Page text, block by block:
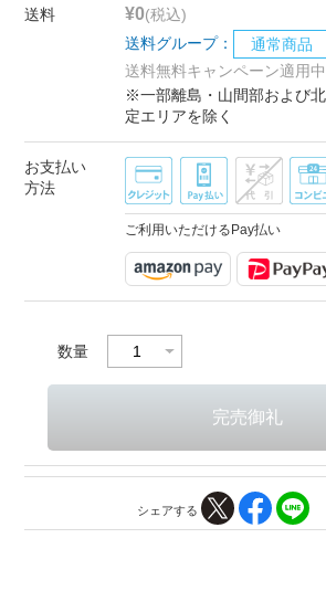
送料 ¥0(税込)
送料グループ：
通常商品
送料無料キャンペーン適用中
※一部離島・山間部および
定エリアを除く
お支払い
方法
ご利用いただけるPay払い
数量
シェアする